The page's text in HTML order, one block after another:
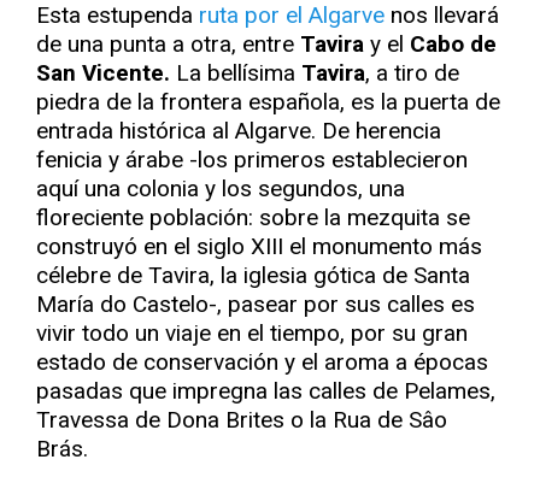
Esta estupenda ruta por el Algarve nos llevará
de una punta a otra, entre Tavira y el Cabo de
San Vicente. La bellísima Tavira, a tiro de
piedra de la frontera española, es la puerta de
entrada histórica al Algarve. De herencia
fenicia y árabe -los primeros establecieron
aquí una colonia y los segundos, una
floreciente población: sobre la mezquita se
construyó en el siglo XIII el monumento más
célebre de Tavira, la iglesia gótica de Santa
María do Castelo-, pasear por sus calles es
vivir todo un viaje en el tiempo, por su gran
estado de conservación y el aroma a épocas
pasadas que impregna las calles de Pelames,
Travessa de Dona Brites o la Rua de Sâo
Brás.